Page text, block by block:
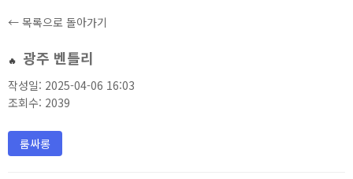
← 목록으로 돌아가기
🔥 광주 벤틀리
작성일: 2025-04-06 16:03
조회수: 2039
룸싸롱